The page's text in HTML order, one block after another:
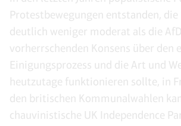
Protestbewegungen entstanden, die
deutlich weniger moderat als die
vorherrschenden Konsens über den
Einigungsprozess und die Art und
heutzutage funktionieren sollte, in
den britischen Kommunalwahlen
chauvinistische UK Independence